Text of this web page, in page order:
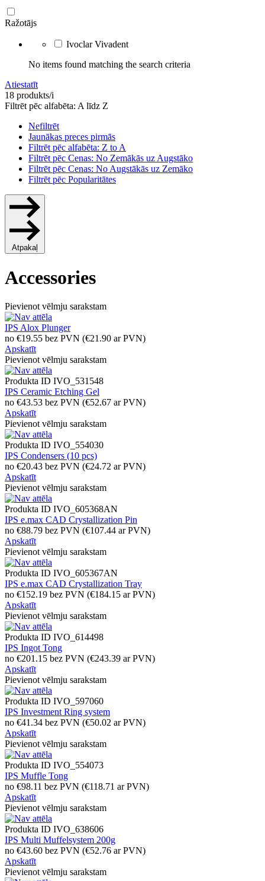
Ražotājs
Ivoclar Vivadent
No items found matching the search criteria
Atiestatīt
18 produkts/i
Filtrēt pēc alfabēta: A līdz Z
Nefiltrēt
Jaunākas preces pirmās
Filtrēt pēc alfabēta: Z to A
Filtrēt pēc Cenas: No Zemākās uz Augstāko
Filtrēt pēc Cenas: No Augstākās uz Zemāko
Filtrēt pēc Popularitātes
Atpakaļ
Accessories
Pievienot vēlmju sarakstam
IPS Alox Plunger
no €19.55 bez PVN (€21.90 ar PVN)
Apskatīt
Pievienot vēlmju sarakstam
Produkta ID IVO_531548
IPS Ceramic Etching Gel
no €43.53 bez PVN (€52.67 ar PVN)
Apskatīt
Pievienot vēlmju sarakstam
Produkta ID IVO_554030
IPS Condensers (10 pcs)
no €20.43 bez PVN (€24.72 ar PVN)
Apskatīt
Pievienot vēlmju sarakstam
Produkta ID IVO_605368AN
IPS e.max CAD Crystallization Pin
no €88.79 bez PVN (€107.44 ar PVN)
Apskatīt
Pievienot vēlmju sarakstam
Produkta ID IVO_605367AN
IPS e.max CAD Crystallization Tray
no €152.19 bez PVN (€184.15 ar PVN)
Apskatīt
Pievienot vēlmju sarakstam
Produkta ID IVO_614498
IPS Ingot Tong
no €201.15 bez PVN (€243.39 ar PVN)
Apskatīt
Pievienot vēlmju sarakstam
Produkta ID IVO_597060
IPS Investment Ring system
no €41.34 bez PVN (€50.02 ar PVN)
Apskatīt
Pievienot vēlmju sarakstam
Produkta ID IVO_554073
IPS Muffle Tong
no €98.11 bez PVN (€118.71 ar PVN)
Apskatīt
Pievienot vēlmju sarakstam
Produkta ID IVO_638606
IPS Multi Muffelsystem 200g
no €43.60 bez PVN (€52.76 ar PVN)
Apskatīt
Pievienot vēlmju sarakstam